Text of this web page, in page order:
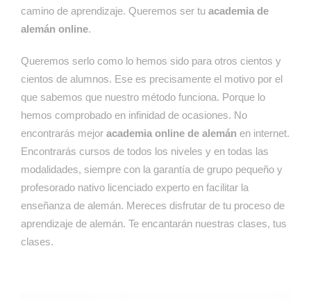
camino de aprendizaje. Queremos ser tu academia de
alemán online.
Queremos serlo como lo hemos sido para otros cientos y
cientos de alumnos. Ese es precisamente el motivo por el
que sabemos que nuestro método funciona. Porque lo
hemos comprobado en infinidad de ocasiones. No
encontrarás mejor academia online de alemán en internet.
Encontrarás cursos de todos los niveles y en todas las
modalidades, siempre con la garantía de grupo pequeño y
profesorado nativo licenciado experto en facilitar la
enseñanza de alemán. Mereces disfrutar de tu proceso de
aprendizaje de alemán. Te encantarán nuestras clases, tus
clases.